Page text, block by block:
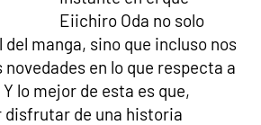
Eiichiro Oda no solo
manga, sino que incluso nos
en lo que respecta a
lo mejor de esta es que,
disfrutar de una historia